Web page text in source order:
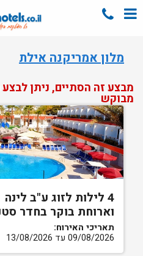
מלון אמריקנה אילת
מבצע זה הסתיים, ניתן
מבוקש
4 לילות לזוג ע"ב לינה
וארוחת בוקר בחדר
תאריכי האירוח:
09/08/2026 עד 13/08/2026